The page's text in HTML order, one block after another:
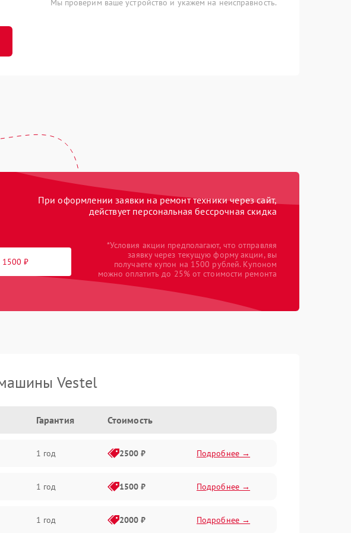
Мы проверим ваше устройство и укажем на неисправность.
При оформлении заявки на ремонт техники через сайт,
действует персональная бессрочная скидка
1500 ₽
*Условия акции предполагают, что отправляя
заявку через текущую форму акции, вы
получаете купон на 1500 рублей. Купоном
можно оплатить до 25% от стоимости ремонта
Vestel
Гарантия Стоимость
1 год 2500 ₽ Подробнее →
1 год 1500 ₽ Подробнее →
1 год 2000 ₽ Подробнее →